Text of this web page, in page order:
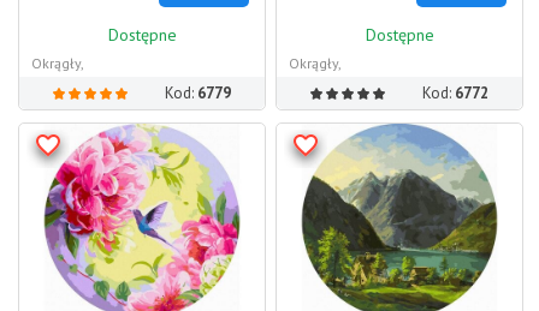
Dostępne
Okrągły,
Kod: 6779
Dostępne
Okrągły,
Kod: 6772